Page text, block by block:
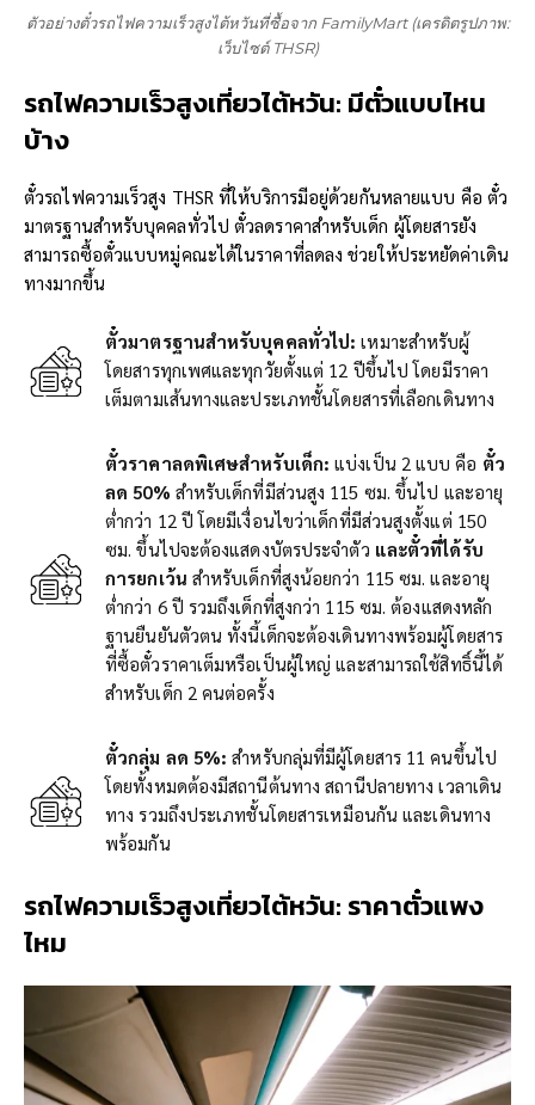
ตัวอย่างตั๋วรถไฟความเร็วสูงไต้หวันที่ซื้อจาก FamilyMart (เครดิตรูปภาพ:
เว็บไซต์ THSR)
รถไฟความเร็วสูงเที่ยวไต้หวัน: มีตั๋วแบบไหน
บ้าง
ตั๋วรถไฟความเร็วสูง THSR ที่ให้บริการมีอยู่ด้วยกันหลายแบบ คือ ตั๋ว
มาตรฐานสำหรับบุคคลทั่วไป ตั๋วลดราคาสำหรับเด็ก ผู้โดยสารยัง
สามารถซื้อตั๋วแบบหมู่คณะได้ในราคาที่ลดลง ช่วยให้ประหยัดค่าเดิน
ทางมากขึ้น
ตั๋วมาตรฐานสำหรับบุคคลทั่วไป: เหมาะสำหรับผู้
โดยสารทุกเพศและทุกวัยตั้งแต่ 12 ปีขึ้นไป โดยมีราคา
เต็มตามเส้นทางและประเภทชั้นโดยสารที่เลือกเดินทาง
ตั๋วราคาลดพิเศษสำหรับเด็ก: แบ่งเป็น 2 แบบ คือ ตั๋ว
ลด 50% สำหรับเด็กที่มีส่วนสูง 115 ซม. ขึ้นไป และอายุ
ต่ำกว่า 12 ปี โดยมีเงื่อนไขว่าเด็กที่มีส่วนสูงตั้งแต่ 150
ซม. ขึ้นไปจะต้องแสดงบัตรประจำตัว และตั๋วที่ได้รับ
การยกเว้น สำหรับเด็กที่สูงน้อยกว่า 115 ซม. และอายุ
ต่ำกว่า 6 ปี รวมถึงเด็กที่สูงกว่า 115 ซม. ต้องแสดงหลัก
ฐานยืนยันตัวตน ทั้งนี้เด็กจะต้องเดินทางพร้อมผู้โดยสาร
ที่ซื้อตั๋วราคาเต็มหรือเป็นผู้ใหญ่ และสามารถใช้สิทธิ์นี้ได้
สำหรับเด็ก 2 คนต่อครั้ง
ตั๋วกลุ่ม ลด 5%: สำหรับกลุ่มที่มีผู้โดยสาร 11 คนขึ้นไป
โดยทั้งหมดต้องมีสถานีต้นทาง สถานีปลายทาง เวลาเดิน
ทาง รวมถึงประเภทชั้นโดยสารเหมือนกัน และเดินทาง
พร้อมกัน
รถไฟความเร็วสูงเที่ยวไต้หวัน: ราคาตั๋วแพง
ไหม